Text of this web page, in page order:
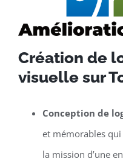
Création de
visuelle sur
Conception de
et mémorables
la mission d’une